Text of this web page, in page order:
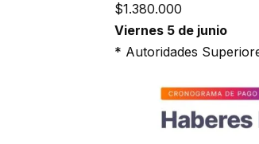
$1.380.000
Viernes 5 de junio
* Autoridades